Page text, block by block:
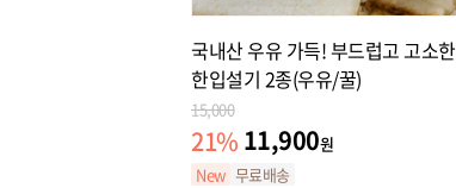
국내산 우유 가득! 부드럽고 고소한
한입설기 2종(우유/꿀)
15,000
21% 11,900원
New 무료배송